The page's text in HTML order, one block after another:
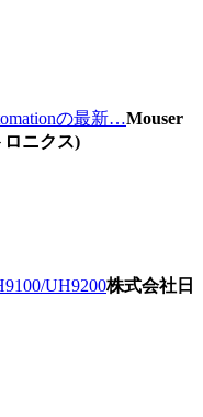
の最新…Mouser
ニクス)
UH9200株式会社日